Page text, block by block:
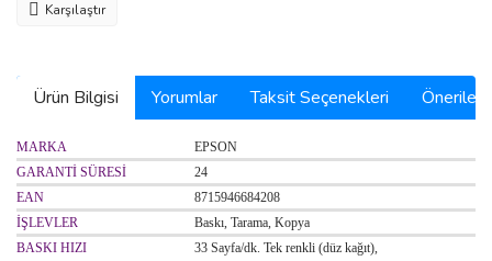
Karşılaştır
Ürün Bilgisi Yorumlar Taksit Seçenekleri
MARKA
EPSON
GARANTİ SÜRESİ
24
EAN
8715946684208
İŞLEVLER
Baskı, Tarama, Kopya
BASKI HIZI
33 Sayfa/dk. Tek renkli (düz kağıt),